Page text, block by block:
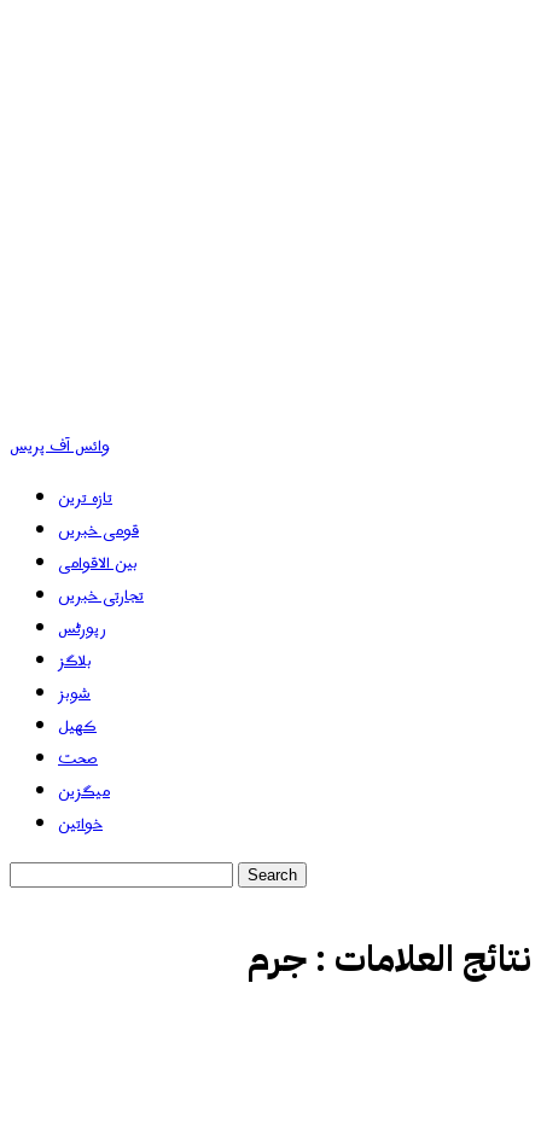
وائس آف پریس
تازہ ترین
قومی خبریں
بین الاقوامی
تجارتی خبریں
رپورٹس
بلاگز
شوبز
کھیل
صحت
میگزین
خواتین
نتائج العلامات : جرم